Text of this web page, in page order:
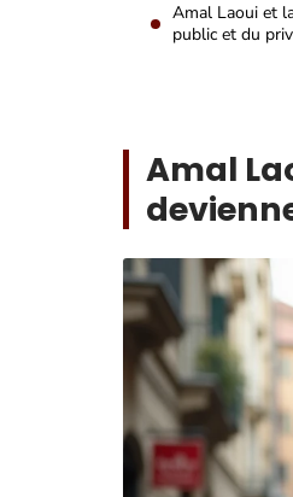
Amal Laoui et
public et du
Amal